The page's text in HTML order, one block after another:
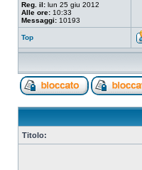
Reg. il: lun 25 giu 2012
Alle ore: 10:33
Messaggi: 10193
Top
Titolo: